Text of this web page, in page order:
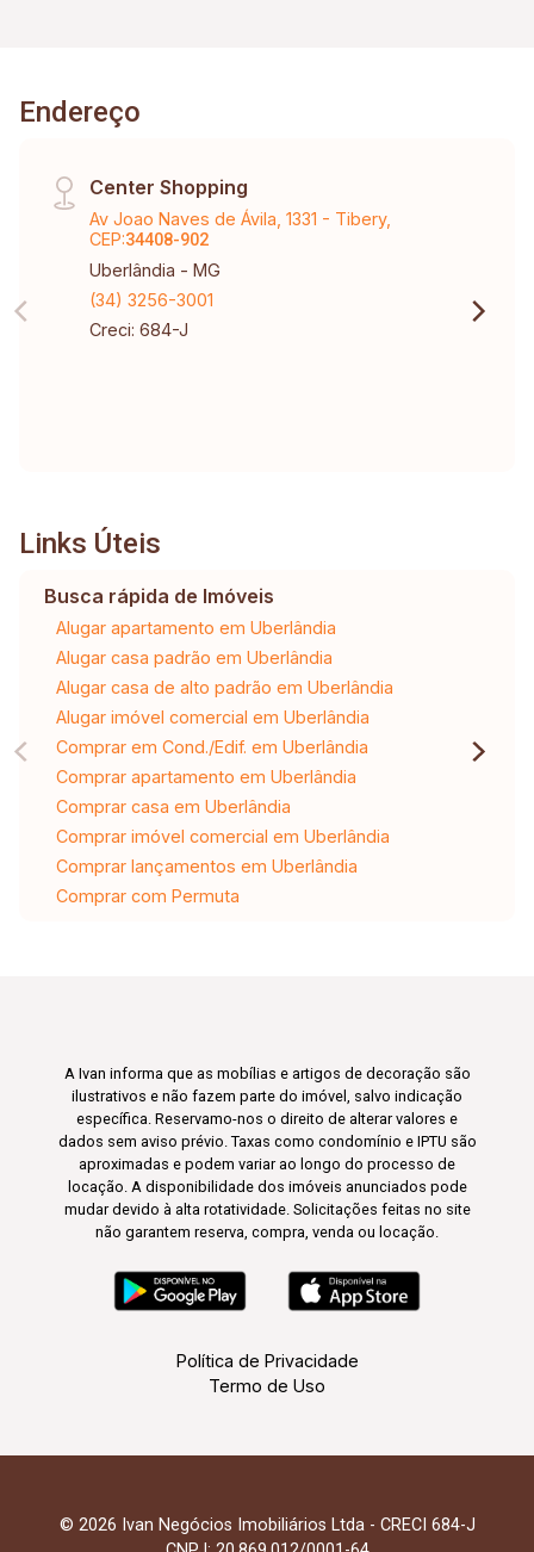
Endereço
Center Shopping
Av Joao Naves de Ávila, 1331 - Tibery,
CEP:34408-902
Uberlândia - MG
(34) 3256-3001
Creci: 684-J
Links Úteis
Busca rápida de Imóveis
Alugar apartamento em Uberlândia
Alugar casa padrão em Uberlândia
Alugar casa de alto padrão em Uberlândia
Alugar imóvel comercial em Uberlândia
Comprar em Cond./Edif. em Uberlândia
Comprar apartamento em Uberlândia
Comprar casa em Uberlândia
Comprar imóvel comercial em Uberlândia
Comprar lançamentos em Uberlândia
Comprar com Permuta
A Ivan informa que as mobílias e artigos de decoração são
ilustrativos e não fazem parte do imóvel, salvo indicação
específica. Reservamo-nos o direito de alterar valores e
dados sem aviso prévio. Taxas como condomínio e IPTU são
aproximadas e podem variar ao longo do processo de
locação. A disponibilidade dos imóveis anunciados pode
mudar devido à alta rotatividade. Solicitações feitas no site
não garantem reserva, compra, venda ou locação.
Política de Privacidade
Termo de Uso
© 2026 Ivan Negócios Imobiliários Ltda - CRECI 684-J